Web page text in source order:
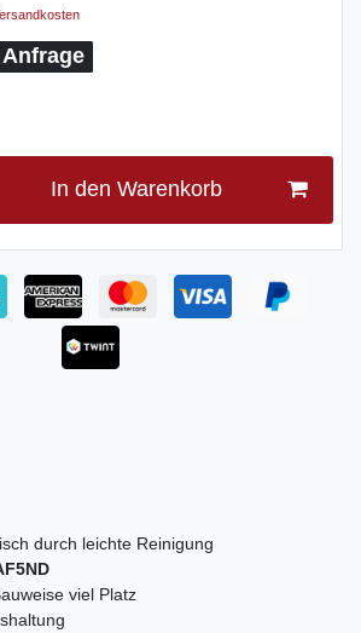
In den Warenkorb
durch leichte Reinigung
viel Platz